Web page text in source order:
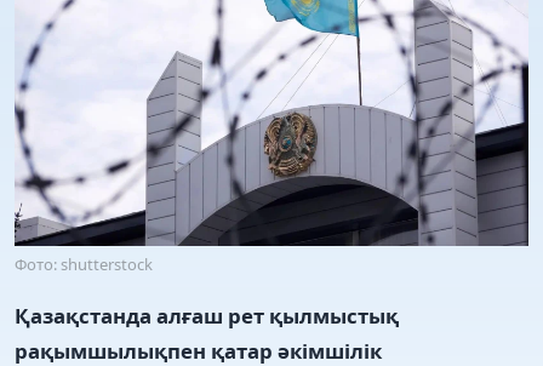
Фото: shutterstock
Қазақстанда алғаш рет қылмыстық
рақымшылықпен қатар әкімшілік